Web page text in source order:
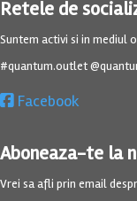
Retele de
Suntem activi si in mediul
#quantum.outlet
Facebook
Aboneaza-te la
Vrei sa afli prin email